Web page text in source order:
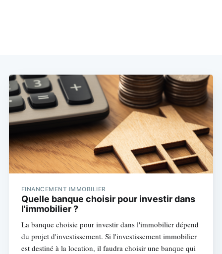
FINANCEMENT IMMOBILIER
Quelle banque choisir pour investir dans
l'immobilier ?
La banque choisie pour investir dans l'immobilier dépend
du projet d'investissement. Si l'investissement immobilier
est destiné à la location, il faudra choisir une banque qui